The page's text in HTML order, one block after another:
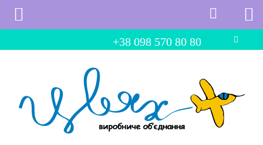
+38 098 570 80 80